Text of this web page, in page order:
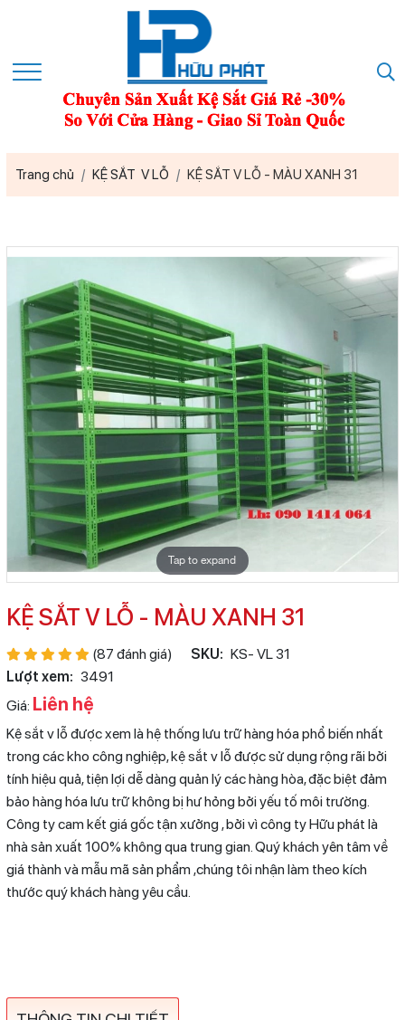
Trang chủ KỆ SẮT V LỖ KỆ SẮT V LỖ - MÀU XANH 31
Tap to expand
KỆ SẮT V LỖ - MÀU XANH 31
(87 đánh giá) SKU: KS- VL 31
Lượt xem: 3491
Giá: Liên hệ
Kệ sắt v lỗ được xem là hệ thống lưu trữ hàng hóa phổ biến nhất
trong các kho công nghiệp, kệ sắt v lỗ được sử dụng rộng rãi bởi
tính hiệu quả, tiện lợi dễ dàng quản lý các hàng hòa, đặc biệt đảm
bảo hàng hóa lưu trữ không bị hư hỏng bởi yếu tố môi trường.
Công ty cam kết giá gốc tận xưởng , bởi vì công ty Hữu phát là
nhà sản xuất 100% không qua trung gian. Quý khách yên tâm về
giá thành và mẫu mã sản phẩm ,chúng tôi nhận làm theo kích
thước quý khách hàng yêu cầu.